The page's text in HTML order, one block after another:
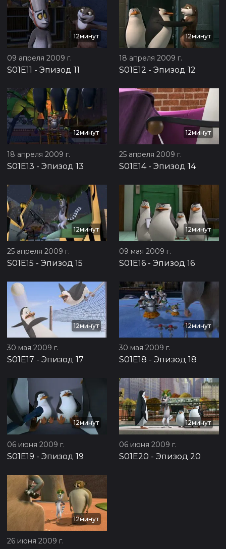
12минут
09 апреля 2009 г.
S01E11 - Эпизод 11
12минут
18 апреля 2009 г.
S01E12 - Эпизод 12
12минут
18 апреля 2009 г.
S01E13 - Эпизод 13
12минут
25 апреля 2009 г.
S01E14- Эпизод 14
12минут
25 апреля 2009 г.
S01E15 - Эпизод 15
12минут
09 мая 2009 г.
S01E16 - Эпизод 16
12минут
30 мая 2009 г.
S01E17 - Эпизод 17
12минут
30 мая 2009 г.
S01E18 - Эпизод 18
12минут
06 июня 2009 г.
S01E19 - Эпизод 19
12минут
06 июня 2009 г.
S01E20 - Эпизод 20
12минут
26 июня 2009 г.